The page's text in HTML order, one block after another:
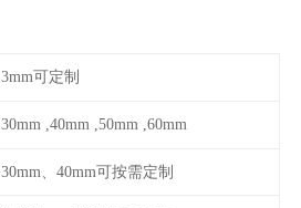
3mm可定制
30mm ,40mm ,50mm ,60mm
30mm、40mm可按需定制